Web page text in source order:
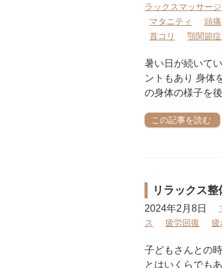
ラックスマッサージ
マタニティ
頭痛
首コリ
顎関節症
暑い日が続いて
ントもあり 身体
の身体の様子を
この記事を読む
リラックス
2024年2月8日
ス
疲労回復 疲
子どもさんとの
とはいくらでも